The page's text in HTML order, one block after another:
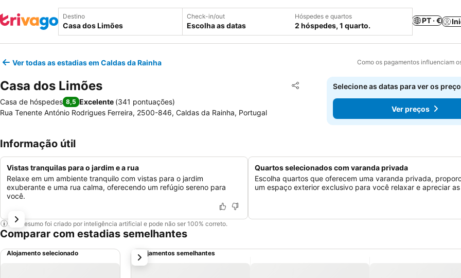
Destino Check-in/out
Escolha as datas
Hóspedes e quartos
2 hóspedes, 1 quarto.
PT · €
Ver todas as estadias em Caldas da Rainha Como os pagamentos influenciam
Casa dos Limões Partilhar
Adicionar aos favoritos
Casa de hóspedes 8,5 Excelente (341 pontuações)
Rua Tenente António Rodrigues Ferreira, 2500-846, Caldas da Rainha, Portugal
Selecione as datas para ver os
Ver preços
Informação útil
Vistas tranquilas para o jardim e a rua
Relaxe em um ambiente tranquilo com vistas para o jardim
exuberante e uma rua calma, oferecendo um refúgio sereno para
você.
Quartos selecionados com varanda privada
Escolha quartos que oferecem uma varanda privada,
um espaço exterior exclusivo para você relaxar e apreciar
Este resumo foi criado por inteligência artificial e pode não ser 100% correto.
Comparar com estadias semelhantes
Alojamento selecionado Alojamentos semelhantes
próximo